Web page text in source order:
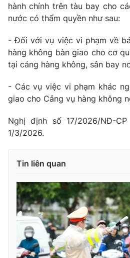
hành chính trên tàu bay cho
nước có thẩm quyền như sau:
- Đối với vụ việc vi phạm về
hàng không bàn giao cho cơ
tại cảng hàng không, sân bay
- Các vụ việc vi phạm khác
giao cho Cảng vụ hàng không
Nghị định số 17/2026/NĐ-
1/3/2026.
Tin liên quan